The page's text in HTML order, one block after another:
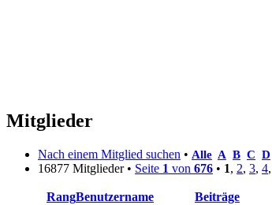
Mitglieder
Nach einem Mitglied suchen • Alle A B C D
16877 Mitglieder • Seite 1 von 676 • 1, 2, 3, 4,
RangBenutzername Beiträge